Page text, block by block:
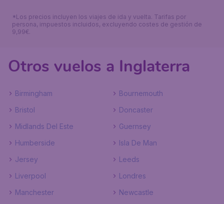
*Los precios incluyen los viajes de ida y vuelta. Tarifas por
persona, impuestos incluidos, excluyendo costes de gestión de
9,99€.
Otros vuelos a Inglaterra
Birmingham
Bournemouth
Bristol
Doncaster
Midlands Del Este
Guernsey
Humberside
Isla De Man
Jersey
Leeds
Liverpool
Londres
Manchester
Newcastle